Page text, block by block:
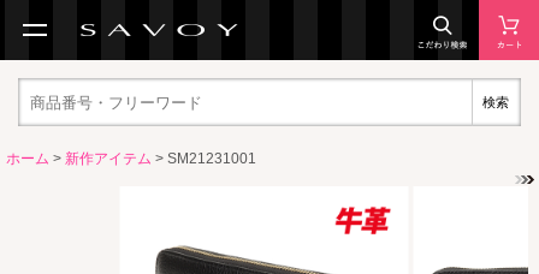
検索
ホーム > 新作アイテム > SM21231001